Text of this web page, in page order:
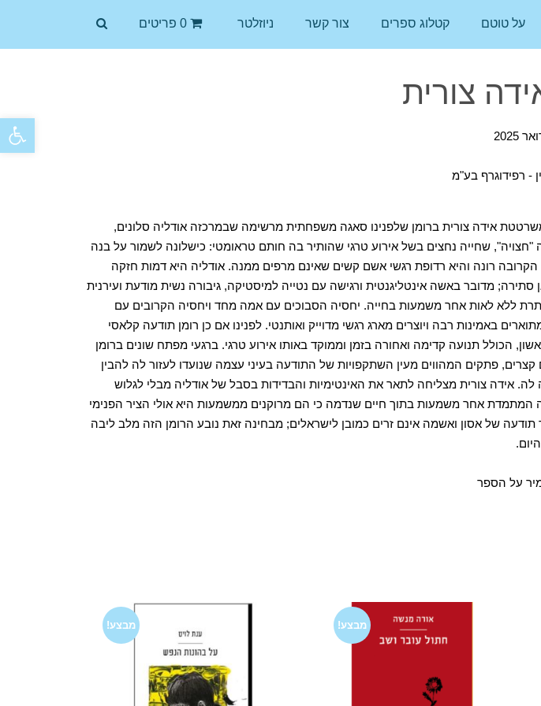
פתח
על טוטם קטלוג ספרים צור קשר ניוזלטר 0 פריטים
צורית
- רפידוגרף בע"מ
אידה צורית ברומן שלפנינו סאגה משפחתית מרשימה שבמרכזה אודליה סלונים,
"חצויה", שחייה נחצים בשל אירוע טרגי שהותיר בה חותם טראומטי: כישלונה לשמור על בנה
רונה והיא רדופת רגשי אשם קשים שאינם מרפים ממנה. אודליה היא דמות חזקה
סתירה; מדובר באשה אינטליגנטית ורגישה עם נטייה למיסטיקה, גיבורה נשית מודעת ועירנית
ללא לאות אחר משמעות בחייה. יחסיה הסבוכים עם אמה מחד ויחסיה הקרובים עם
באמינות רבה ויוצרים מארג רגשי מדוייק ואותנטי. לפנינו אם כן רומן תודעה קלאסי
הכולל תנועה קדימה ואחורה בזמן וממוקד באותו אירוע טרגי. ברגעי מפתח שונים ברומן
פתקים המהווים מעין השתקפויות של התודעה בעיני עצמה שנועדו לעזור לה להבין
אידה צורית מצליחה לתאר את האינטימיות והבדידות בסבל של אודליה מבלי לגלוש
המתמדת אחר משמעות בתוך חיים שנדמה כי הם מרוקנים ממשמעות היא אולי הציר הפנימי
תודעה של אסון ואשמה אינם זרים כמובן לישראלים; מבחינה זאת נובע הרומן הזה מלב ליבה
על הספר
מבצע! מבצע!